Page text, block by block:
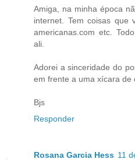
Amiga, na minha época
internet. Tem coisas
americanas.com etc.
ali.
Adorei a sinceridade do
em frente a uma xícara de
Bjs
Responder
Rosana Garcia Hess 11